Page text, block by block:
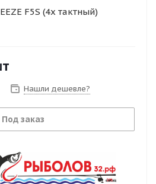
F5S (4х тактный)
Нашли дешевле?
Под заказ